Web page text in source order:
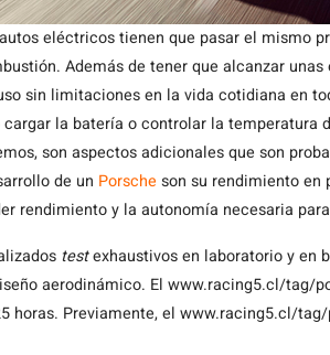
eléctricos tienen que pasar el mismo
Además de tener que alcanzar
sin limitaciones en la vida cotidiana en
la batería o controlar la temperatura
son aspectos adicionales que son
de un Porsche son su rendimiento en
rendimiento y la autonomía necesaria
testexhaustivos en laboratorio y en
aerodinámico. El www.racing5.cl/tag/
horas. Previamente, el www.racing5.cl/